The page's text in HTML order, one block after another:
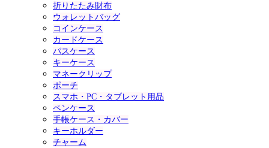
折りたたみ財布
ウォレットバッグ
コインケース
カードケース
パスケース
キーケース
マネークリップ
ポーチ
スマホ・PC・タブレット用品
ペンケース
手帳ケース・カバー
キーホルダー
チャーム